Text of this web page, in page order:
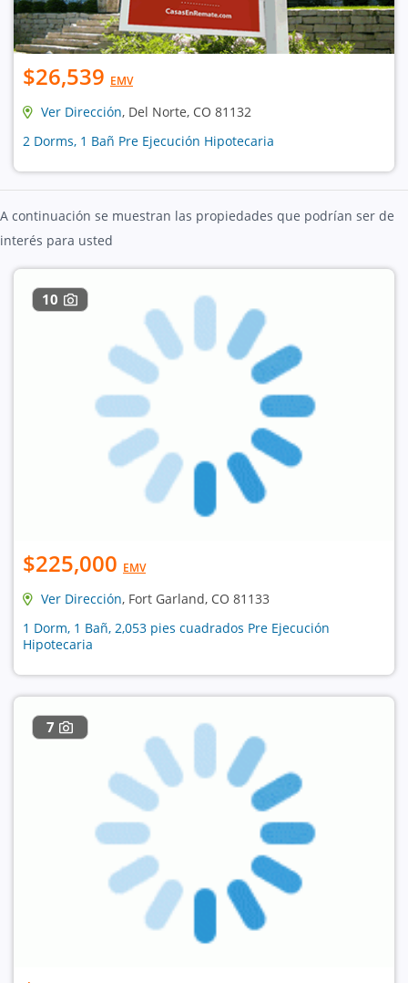
$26,539 EMV
Ver Dirección, Del Norte, CO 81132
2 Dorms, 1 Bañ Pre Ejecución Hipotecaria
A continuación se muestran las propiedades que podrían ser de
interés para usted
10
$225,000 EMV
Ver Dirección, Fort Garland, CO 81133
1 Dorm, 1 Bañ, 2,053 pies cuadrados Pre Ejecución
Hipotecaria
7